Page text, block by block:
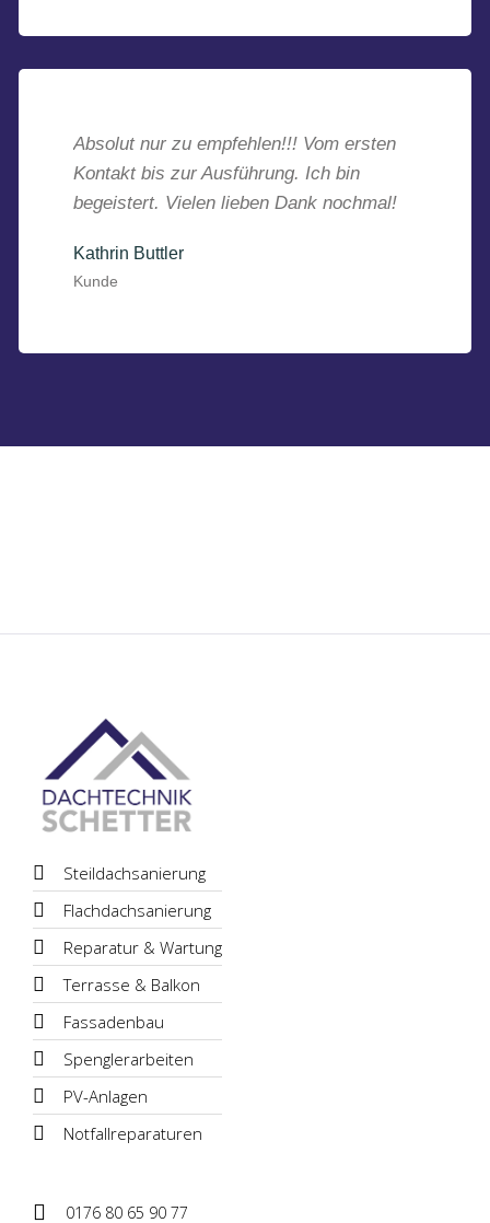
Absolut nur zu empfehlen!!! Vom ersten
Kontakt bis zur Ausführung. Ich bin
begeistert. Vielen lieben Dank nochmal!
Kathrin Buttler
Kunde
Steildachsanierung
Flachdachsanierung
Reparatur & Wartung
Terrasse & Balkon
Fassadenbau
Spenglerarbeiten
PV-Anlagen
Notfallreparaturen
0176 80 65 90 77